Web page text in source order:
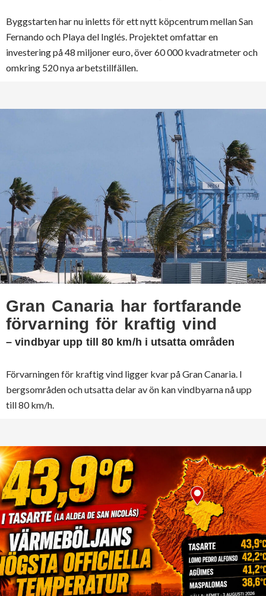
Byggstarten har nu inletts för ett nytt köpcentrum mellan San
Fernando och Playa del Inglés. Projektet omfattar en
investering på 48 miljoner euro, över 60 000 kvadratmeter och
omkring 520 nya arbetstillfällen.
Gran Canaria har fortfarande
förvarning för kraftig vind
– vindbyar upp till 80 km/h i utsatta områden
Förvarningen för kraftig vind ligger kvar på Gran Canaria. I
bergsområden och utsatta delar av ön kan vindbyarna nå upp
till 80 km/h.